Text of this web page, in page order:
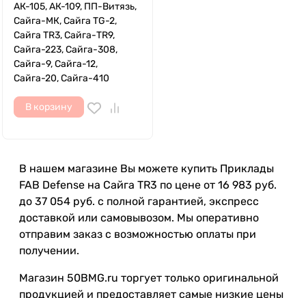
АК-105, АК-109, ПП-Витязь,
Сайга-МК, Сайга TG-2,
Сайга TR3, Сайга-TR9,
Сайга-223, Сайга-308,
Сайга-9, Сайга-12,
Сайга-20, Сайга-410
В корзину
В нашем магазине Вы можете купить Приклады
FAB Defense на Сайга TR3 по цене от 16 983 руб.
до 37 054 руб. с полной гарантией, экспресс
доставкой или самовывозом. Мы оперативно
отправим заказ с возможностью оплаты при
получении.
Магазин 50BMG.ru торгует только оригинальной
продукцией и предоставляет самые низкие цены